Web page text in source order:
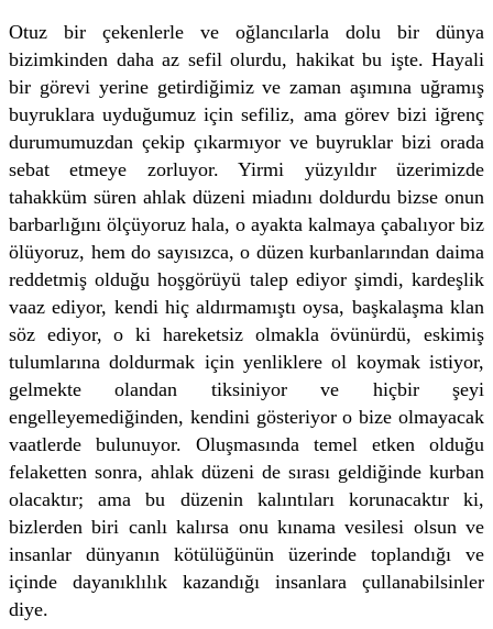
Otuz bir çekenlerle ve oğlancılarla dolu bir dünya
bizimkinden daha az sefil olurdu, hakikat bu işte. Hayali
bir görevi yerine getirdiğimiz ve zaman aşımına uğramış
buyruklara uyduğumuz için sefiliz, ama görev bizi iğrenç
durumumuzdan çekip çıkarmıyor ve buyruklar bizi orada
sebat etmeye zorluyor. Yirmi yüzyıldır üzerimizde
tahakküm süren ahlak düzeni miadını doldurdu bizse onun
barbarlığını ölçüyoruz hala, o ayakta kalmaya çabalıyor biz
ölüyoruz, hem do sayısızca, o düzen kurbanlarından daima
reddetmiş olduğu hoşgörüyü talep ediyor şimdi, kardeşlik
vaaz ediyor, kendi hiç aldırmamıştı oysa, başkalaşma klan
söz ediyor, o ki hareketsiz olmakla övünürdü, eskimiş
tulumlarına doldurmak için yenliklere ol koymak istiyor,
gelmekte olandan tiksiniyor ve hiçbir şeyi
engelleyemediğinden, kendini gösteriyor o bize olmayacak
vaatlerde bulunuyor. Oluşmasında temel etken olduğu
felaketten sonra, ahlak düzeni de sırası geldiğinde kurban
olacaktır; ama bu düzenin kalıntıları korunacaktır ki,
bizlerden biri canlı kalırsa onu kınama vesilesi olsun ve
insanlar dünyanın kötülüğünün üzerinde toplandığı ve
içinde dayanıklılık kazandığı insanlara çullanabilsinler
diye.